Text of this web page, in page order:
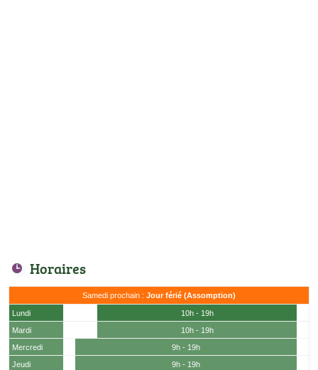
Horaires
Samedi prochain : Jour férié (Assomption)
Lundi
10h - 19h
Mardi
10h - 19h
Mercredi
9h - 19h
Jeudi
9h - 19h